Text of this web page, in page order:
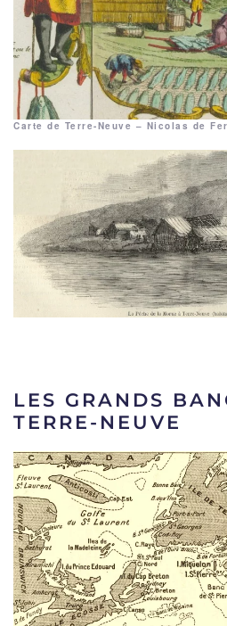
Carte de Terre-Neuve – Nicolas de
LES GRANDS
TERRE-NEUVE